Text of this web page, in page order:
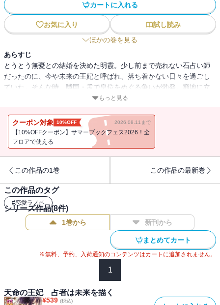
カートに入れる
お気に入り
試し読み
ほかの巻を見る
あらすじ
とうとう無憂との結婚を決めた明霞。少し前まで売れない石占い師
だったのに、今や未来の王妃と呼ばれ、落ち着かない日々を過ごし
ていた。そんな時、隣国・孟で皇位をめぐる争いが勃発。窮地に立
った兄皇子側が援護を求めてきたことから、栄の上層部は混乱し、
の前に、玄英という名の美貌の商人が現れるが・・・!? 中華ファン
タジー、緊迫の第４巻！
もっと見る
クーポン対象 10%OFF 2026.08.11まで
【10%OFFクーポン】サマーブックフェス2026！全
フロアで使える
この作品の1巻 この作品の最新巻
この作品のタグ
#恋愛ラノベ
シリーズ作品(8件)
1巻から 新刊から
まとめてカート
※無料、予約、入荷通知のコンテンツはカートに追加されません。
1
天命の王妃 占者は未来を描く
¥539 (税込)